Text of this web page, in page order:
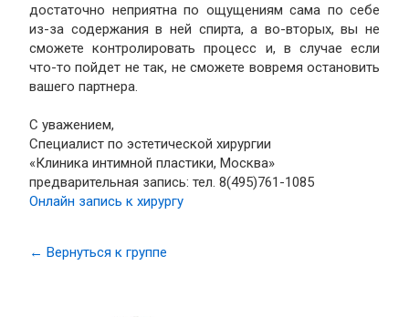
достаточно неприятна по ощущениям сама по себе
из-за содержания в ней спирта, а во-вторых, вы не
сможете контролировать процесс и, в случае если
что-то пойдет не так, не сможете вовремя остановить
вашего партнера.
С уважением,
Специалист по эстетической хирургии
«Клиника интимной пластики, Москва»
предварительная запись: тел. 8(495)761-1085
Онлайн запись к хирургу
← Вернуться к группе